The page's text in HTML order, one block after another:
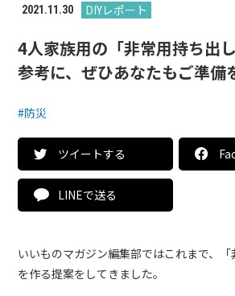
2021.11.30 DIYレポート
4人家族用の「非常用持ち出
参考に、ぜひあなたもご準備
#防災
ツイートする
LINEで送る
いいものマガジン編集部ではこれまで、「
を作る提案をしてきました。